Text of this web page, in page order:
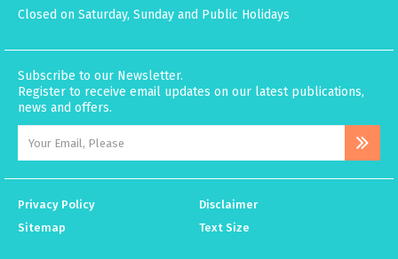
Closed on Saturday, Sunday and Public Holidays
Subscribe to our Newsletter.
Register to receive email updates on our latest publications,
news and offers.
Privacy Policy
Disclaimer
Sitemap
Text Size